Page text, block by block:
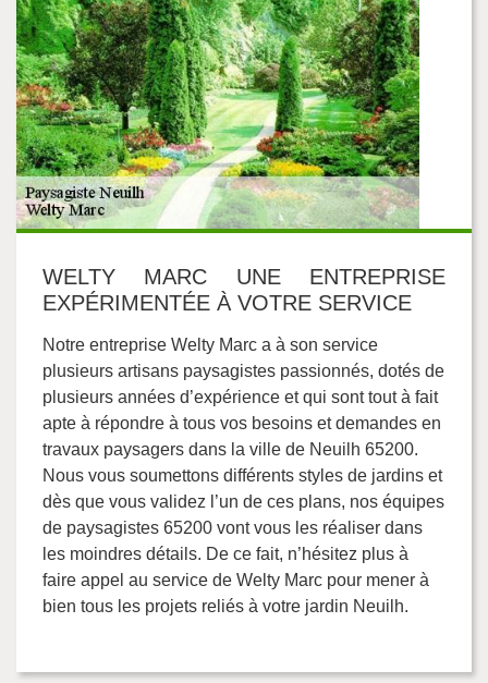
WELTY MARC UNE ENTREPRISE
EXPÉRIMENTÉE À VOTRE SERVICE
Notre entreprise Welty Marc a à son service
plusieurs artisans paysagistes passionnés, dotés de
plusieurs années d’expérience et qui sont tout à fait
apte à répondre à tous vos besoins et demandes en
travaux paysagers dans la ville de Neuilh 65200.
Nous vous soumettons différents styles de jardins et
dès que vous validez l’un de ces plans, nos équipes
de paysagistes 65200 vont vous les réaliser dans
les moindres détails. De ce fait, n’hésitez plus à
faire appel au service de Welty Marc pour mener à
bien tous les projets reliés à votre jardin Neuilh.